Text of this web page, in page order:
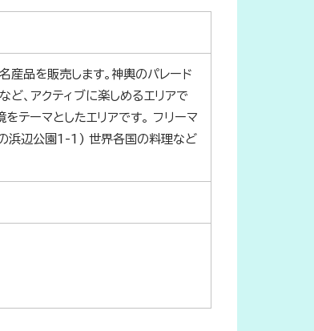
品を販売します。神輿のパレード
、アクティブに楽しめるエリアで
テーマとしたエリアです。 フリーマ
浜辺公園1-1) 世界各国の料理など